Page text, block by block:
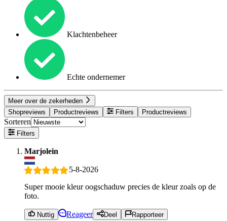
Klachtenbeheer
Echte ondernemer
Meer over de zekerheden
Shopreviews
Productreviews Filters Productreviews
Sorteren
Filters
Marjolein
5-8-2026
Super mooie kleur oogschaduw precies de kleur zoals op de
foto.
Nuttig Reageer Deel Rapporteer